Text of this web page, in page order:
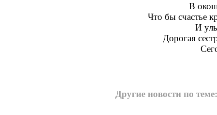
В
Что бы счастье
И
Дорогая
Другие новости по теме: